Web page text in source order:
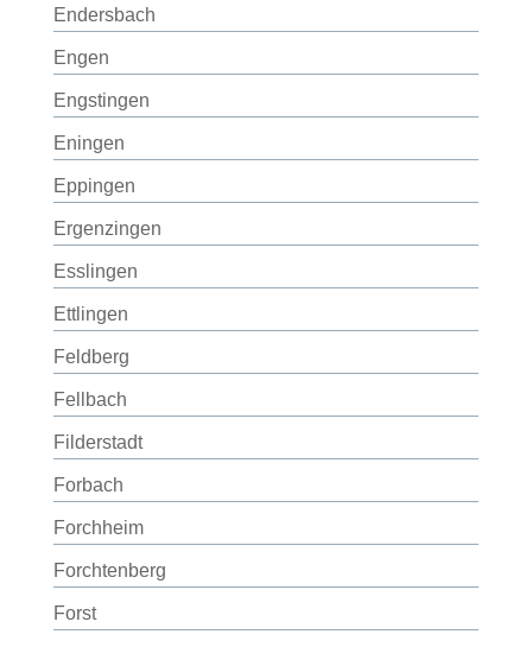
Endersbach
Engen
Engstingen
Eningen
Eppingen
Ergenzingen
Esslingen
Ettlingen
Feldberg
Fellbach
Filderstadt
Forbach
Forchheim
Forchtenberg
Forst